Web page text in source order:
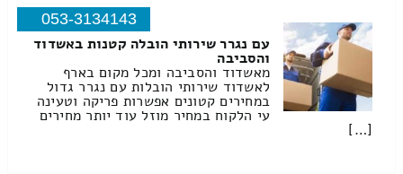
053-3134143
עם נגרר שירותי הובלה קטנות באשדוד
והסביבה
מאשדוד והסביבה ומכל מקום בארף
לאשדוד שירותי הובלות עם נגרר גדול
במחירים קטונים אפשרות פריקה וטעינה
עי הלקוח במחיר מוזל עוד יותר מחירים
[…]